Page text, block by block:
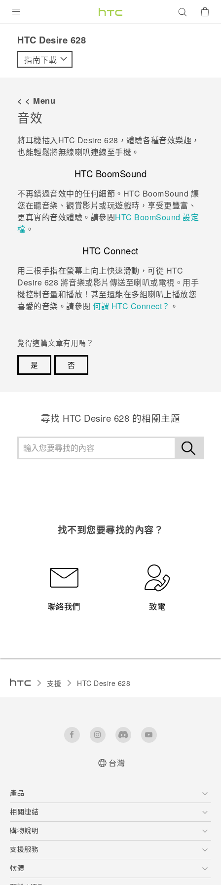
VIVE
配件
優惠專區
校園專案
企業採購
銷售通路
支援服務
VIVELAND
HTC Desire 628‎
指南下載
< < Menu
音效
將耳機插入HTC Desire 628 ，體驗各種音效樂趣，
也能輕鬆將無線喇叭連線至手機。
HTC BoomSound
不再錯過音效中的任何細節。 HTC BoomSound 讓
您在聽音樂、觀賞影片或玩遊戲時，享受更豐富、
更真實的音效體驗。請參閱HTC BoomSound 設定
檔 。
HTC Connect
用三根手指在螢幕上向上快速滑動，可從 HTC
Desire 628 將音樂或影片傳送至喇叭或電視。用手
機控制音量和播放！甚至還能在多組喇叭上播放您
喜愛的音樂。請參閱 何謂 HTC Connect？ 。
覺得這篇文章有用嗎？
是
否
尋找 HTC Desire 628 的相關主題
找不到您要尋找的內容？
聯絡我們 致電
支援 HTC Desire 628‎
台灣
產品
5G
配件
相關連結
HTC Research
購物說明
購物須知
付款方式
支援服務
到府收送維修服務
軟體